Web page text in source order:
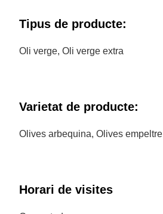
Tipus de producte:
Oli verge, Oli verge extra
Varietat de producte:
Olives arbequina, Olives empeltre
Horari de visites